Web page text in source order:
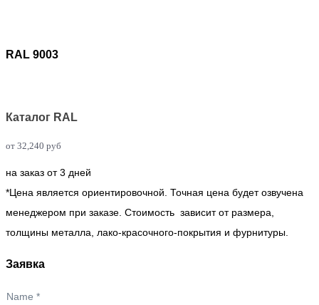
RAL 9003
Каталог RAL
от 32,240 руб
на заказ от 3 дней
*Цена является ориентировочной. Точная цена будет озвучена
менеджером при заказе. Стоимость зависит от размера,
толщины металла, лако-красочного-покрытия и фурнитуры.
Заявка
Name *